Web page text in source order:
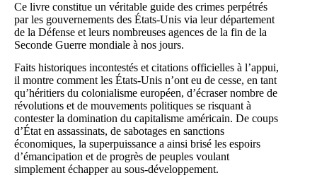
Ce livre constitue un véritable guide des crimes perpétrés
par les gouvernements des États-Unis via leur département
de la Défense et leurs nombreuses agences de la fin de la
Seconde Guerre mondiale à nos jours.
Faits historiques incontestés et citations officielles à l’appui,
il montre comment les États-Unis n’ont eu de cesse, en tant
qu’héritiers du colonialisme européen, d’écraser nombre de
révolutions et de mouvements politiques se risquant à
contester la domination du capitalisme américain. De coups
d’État en assassinats, de sabotages en sanctions
économiques, la superpuissance a ainsi brisé les espoirs
d’émancipation et de progrès de peuples voulant
simplement échapper au sous-développement.